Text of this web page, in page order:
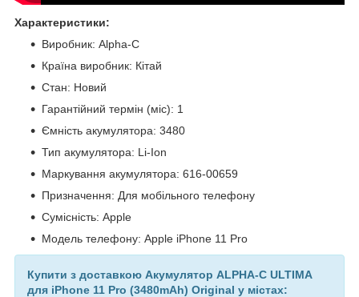
Характеристики:
Виробник: Alpha-C
Країна виробник: Кітай
Стан: Новий
Гарантійний термін (міс): 1
Ємність акумулятора: 3480
Тип акумулятора: Li-Ion
Маркування акумулятора: 616-00659
Призначення: Для мобільного телефону
Сумісність: Apple
Модель телефону: Apple iPhone 11 Pro
Купити з доставкою Акумулятор ALPHA-C ULTIMA
для iPhone 11 Pro (3480mAh) Original у містах: